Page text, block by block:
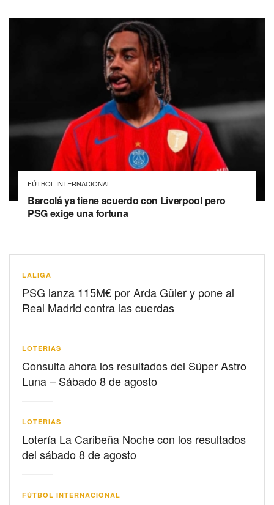
FÚTBOL INTERNACIONAL
Barcolá ya tiene acuerdo con Liverpool pero
PSG exige una fortuna
LALIGA
PSG lanza 115M€ por Arda Güler y pone al
Real Madrid contra las cuerdas
LOTERIAS
Consulta ahora los resultados del Súper Astro
Luna – Sábado 8 de agosto
LOTERIAS
Lotería La Caribeña Noche con los resultados
del sábado 8 de agosto
FÚTBOL INTERNACIONAL